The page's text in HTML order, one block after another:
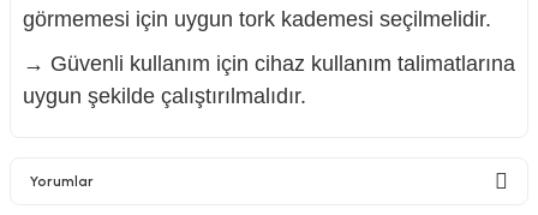
görmemesi için uygun tork kademesi seçilmelidir.
→ Güvenli kullanım için cihaz kullanım talimatlarına
uygun şekilde çalıştırılmalıdır.
Yorumlar